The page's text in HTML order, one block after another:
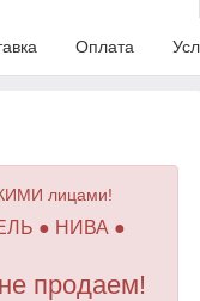
Оплата
лицами!
● НИВА ●
продаем!